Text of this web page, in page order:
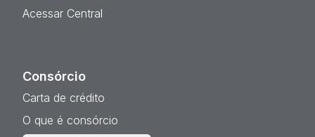
Acessar Central
Consórcio
Carta de crédito
O que é consórcio